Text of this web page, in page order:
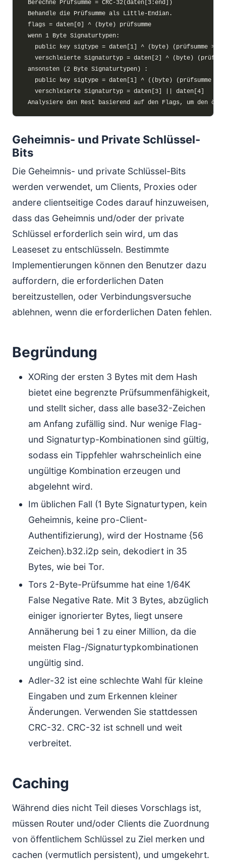
Geheimnis- und Private Schlüssel-
Bits
Die Geheimnis- und private Schlüssel-Bits
werden verwendet, um Clients, Proxies oder
andere clientseitige Codes darauf hinzuweisen,
dass das Geheimnis und/oder der private
Schlüssel erforderlich sein wird, um das
Leaseset zu entschlüsseln. Bestimmte
Implementierungen können den Benutzer dazu
auffordern, die erforderlichen Daten
bereitzustellen, oder Verbindungsversuche
ablehnen, wenn die erforderlichen Daten fehlen.
Begründung
XORing der ersten 3 Bytes mit dem Hash
bietet eine begrenzte Prüfsummenfähigkeit,
und stellt sicher, dass alle base32-Zeichen
am Anfang zufällig sind. Nur wenige Flag-
und Signaturtyp-Kombinationen sind gültig,
sodass ein Tippfehler wahrscheinlich eine
ungültige Kombination erzeugen und
abgelehnt wird.
Im üblichen Fall (1 Byte Signaturtypen, kein
Geheimnis, keine pro-Client-
Authentifizierung), wird der Hostname {56
Zeichen}.b32.i2p sein, dekodiert in 35
Bytes, wie bei Tor.
Tors 2-Byte-Prüfsumme hat eine 1/64K
False Negative Rate. Mit 3 Bytes, abzüglich
einiger ignorierter Bytes, liegt unsere
Annäherung bei 1 zu einer Million, da die
meisten Flag-/Signaturtypkombinationen
ungültig sind.
Adler-32 ist eine schlechte Wahl für kleine
Eingaben und zum Erkennen kleiner
Änderungen. Verwenden Sie stattdessen
CRC-32. CRC-32 ist schnell und weit
verbreitet.
Caching
Während dies nicht Teil dieses Vorschlags ist,
müssen Router und/oder Clients die Zuordnung
von öffentlichem Schlüssel zu Ziel merken und
cachen (vermutlich persistent), und umgekehrt.